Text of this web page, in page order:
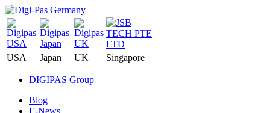
USA Japan UK Singapore
DIGIPAS Group
Blog
E-News